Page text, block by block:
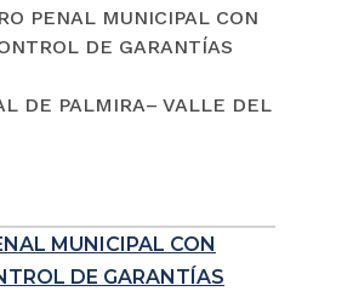
PENAL MUNICIPAL CON
DE GARANTÍAS
DE PALMIRA– VALLE DEL
MUNICIPAL CON
DE GARANTÍAS